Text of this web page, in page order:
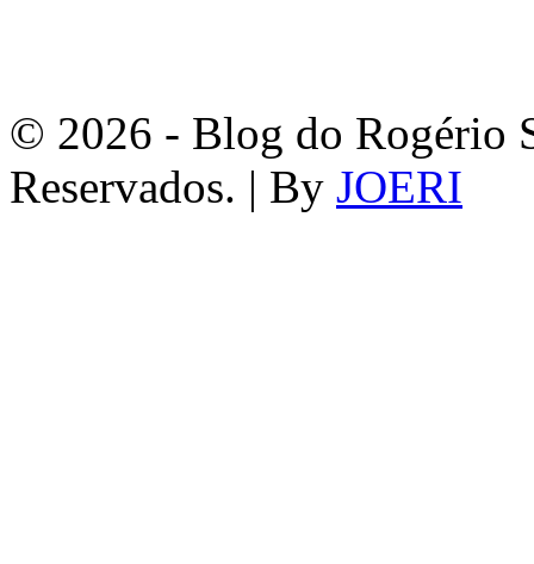
© 2026 - Blog do Rogério
Reservados. | By JOERI